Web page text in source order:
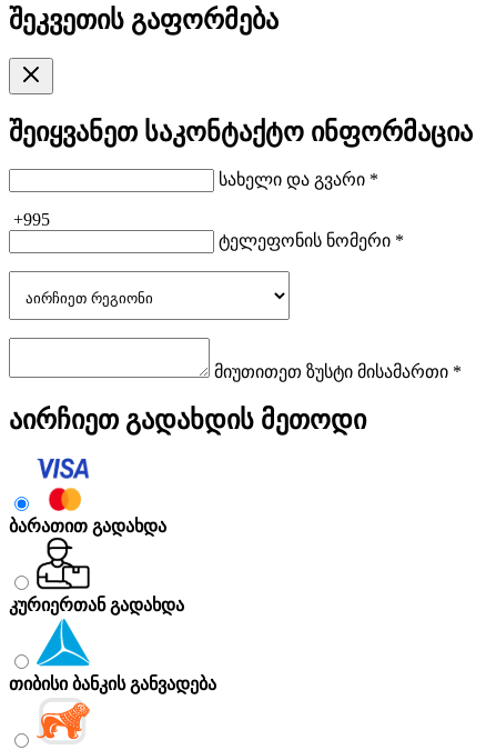
შეკვეთის გაფორმება
შეიყვანეთ საკონტაქტო ინფორმაცია
სახელი და გვარი *
+995
ტელეფონის ნომერი *
მიუთითეთ ზუსტი მისამართი *
აირჩიეთ გადახდის მეთოდი
ბარათით გადახდა
კურიერთან გადახდა
თიბისი ბანკის განვადება